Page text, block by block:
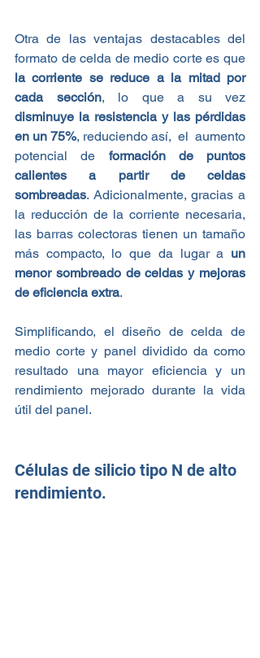
Otra de las ventajas destacables del
formato de celda de medio corte es que
la corriente se reduce a la mitad por
cada sección
disminuye la resistencia y las pérdidas
en un 75%, reduciendo así,  el  aumento
potencial de formación de puntos
calientes a partir de celdas
sombreadas. Adicionalmente, gracias a
la reducción de la corriente necesaria,
las barras colectoras tienen un tamaño
más compacto, lo que da lugar a un
menor sombreado de celdas y mejoras
de eficiencia extra.
Simplificando, el diseño de celda de
medio corte y panel dividido da como
resultado una mayor eficiencia y un
rendimiento mejorado durante la vida
útil del panel.
Células de silicio tipo N de alto
rendimiento.